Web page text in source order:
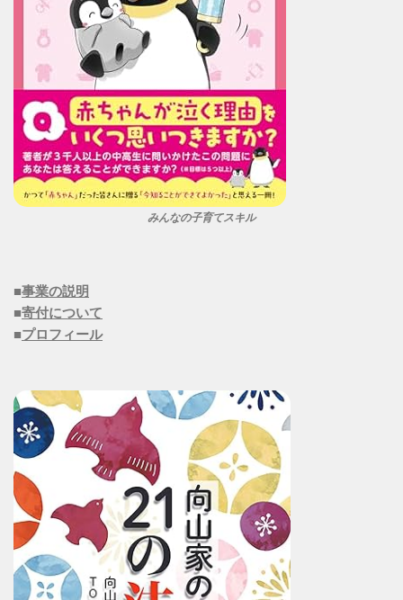
みんなの子育てスキル
■事業の説明
■寄付について
■プロフィール